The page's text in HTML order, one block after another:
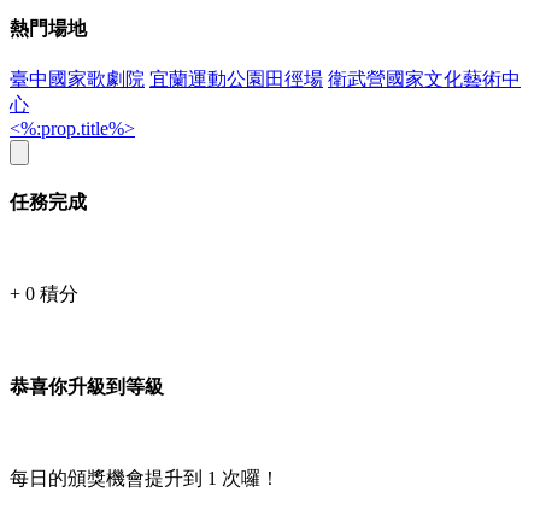
熱門場地
臺中國家歌劇院 宜蘭運動公園田徑場 衛武營國家文化藝術中
心
<%:prop.title%>
任務完成
+ 0 積分
恭喜你升級到等級
每日的頒獎機會提升到 1 次囉！